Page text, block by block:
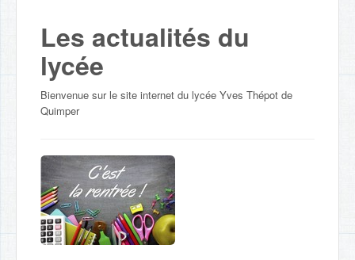
Les actualités du
lycée
Bienvenue sur le site internet du lycée Yves Thépot de
Quimper